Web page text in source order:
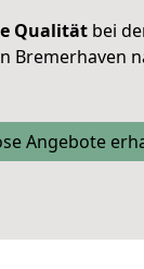
Qualität bei
Bremerhaven
Angebote